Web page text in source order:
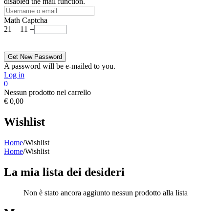
Math Captcha
21 − 11 =
A password will be e-mailed to you.
Log in
0
Nessun prodotto nel carrello
€ 0,00
Wishlist
Home/Wishlist
Home/Wishlist
La mia lista dei desideri
Non è stato ancora aggiunto nessun prodotto alla lista